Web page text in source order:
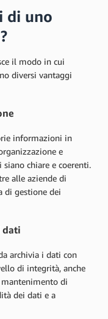
di uno
il modo in cui
diversi vantaggi
informazioni in
e
chiare e coerenti.
alle aziende di
di gestione dei
dati
archivia i dati con
di integrità, anche
di
dei dati e a